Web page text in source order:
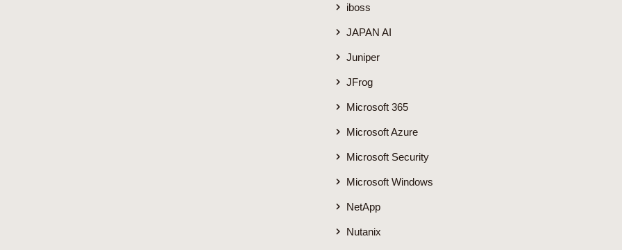
iboss
JAPAN AI
Juniper
JFrog
Microsoft 365
Microsoft Azure
Microsoft Security
Microsoft Windows
NetApp
Nutanix